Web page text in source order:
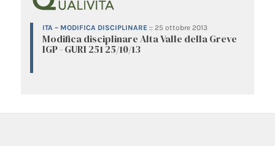
ITA – MODIFICA DISCIPLINARE :: 25 ottobre 2013
Modifica disciplinare Alta Valle della Greve
IGP - GURI 251 25/10/13